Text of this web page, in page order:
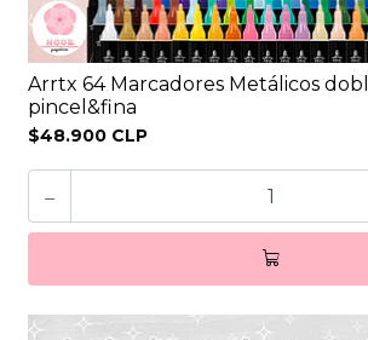
Arrtx 64 Marcadores Metálicos
pincel&fina
$48.900 CLP
-